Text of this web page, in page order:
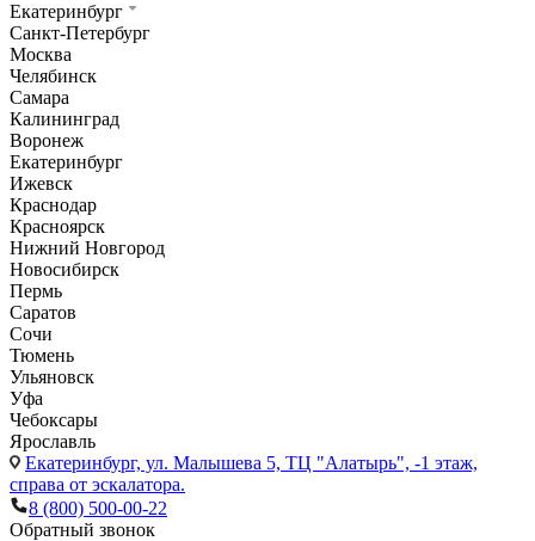
Екатеринбург
Санкт-Петербург
Москва
Челябинск
Самара
Калининград
Воронеж
Екатеринбург
Ижевск
Краснодар
Красноярск
Нижний Новгород
Новосибирск
Пермь
Саратов
Сочи
Тюмень
Ульяновск
Уфа
Чебоксары
Ярославль
Екатеринбург, ул. Малышева 5, ТЦ "Алатырь", -1 этаж,
справа от эскалатора.
8 (800) 500-00-22
Обратный звонок